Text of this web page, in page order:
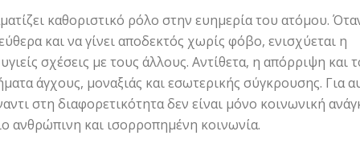
καθοριστικό ρόλο στην ευημερία του ατόμου.
και να γίνει αποδεκτός χωρίς φόβο, ενισχύεται η
σχέσεις με τους άλλους. Αντίθετα, η απόρριψη και
άγχους, μοναξιάς και εσωτερικής σύγκρουσης. Για
στη διαφορετικότητα δεν είναι μόνο κοινωνική
ανθρώπινη και ισορροπημένη κοινωνία.